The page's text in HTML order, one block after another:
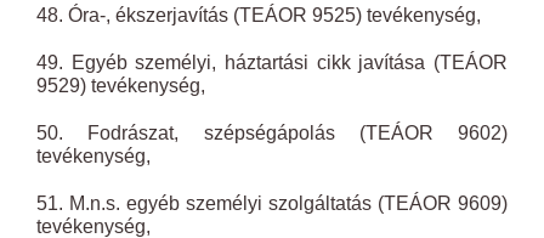
48. Óra-, ékszerjavítás (TEÁOR 9525) tevékenység,
49. Egyéb személyi, háztartási cikk javítása (TEÁOR
9529) tevékenység,
50. Fodrászat, szépségápolás (TEÁOR 9602)
tevékenység,
51. M.n.s. egyéb személyi szolgáltatás (TEÁOR 9609)
tevékenység,